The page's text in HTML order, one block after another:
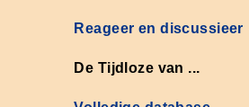
Reageer en discussieer
De Tijdloze van ...